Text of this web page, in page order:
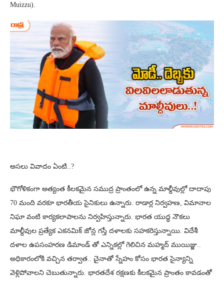
Muizzu).
అసలు వివాదం ఏంటి..?
భౌగోళికంగా అత్యంత కీలకమైన సముద్ర ప్రాంతంలో ఉన్న మాల్దీవుల్లో దాదాపు
70 మంది వరకూ భారతీయ సైనికులు ఉన్నారు. రాడార్ల నిర్వహణ, విమానాల
నిఘా వంటి కార్యకలాపాలను నిర్వహిస్తున్నారు. భారత యుద్ధ నౌకలు
మాల్దీవుల ప్రత్యేక ఎకనమిక్ జోన్ల గస్తీ దళాలకు సహకరిస్తున్నాయి. విదేశీ
దళాల ఉపసంహరణ డిమాండ్‌ తో ఎన్నికల్లో గెలిచిన మహ్మద్ ముయిజ్జు..
అధికారంలోకి వచ్చిన తర్వాత.. చైనాతో స్నేహం కోసం భారత సైన్యాన్ని
వెళ్లిపోవాలని చెబుతున్నారు. భారతదేశ రక్షణకు కీలకమైన ప్రాంతం కావడంతో